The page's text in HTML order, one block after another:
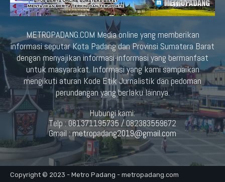
METROPADANG.COM Media online yang memberikan
informasi seputar Kota Padang dan Provinsi Sumatera Barat
dengan menyajikan informasi-informasi yang bermanfaat
untuk masyarakat. Informasi yang kami sampaikan
mengikuti aturan Kode Etik Jurnalistik dan pedoman
perundangan yang berlaku lainnya.
Hubungi kami:
Telp : 081371195735 / 082383559672
Gmail :metropadang2019@gmail.com
Copyright © 2023 - Metro Padang - metropadang.com